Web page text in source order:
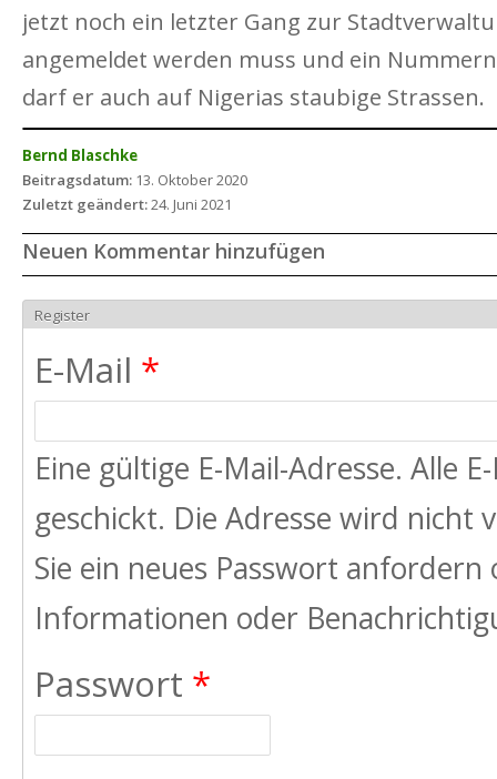
jetzt noch ein letzter Gang zur
angemeldet werden muss und ein
darf er auch auf Nigerias staubige Strassen.
Bernd Blaschke
Beitragsdatum: 13. Oktober 2020
Zuletzt geändert:24. Juni 2021
Neuen Kommentar hinzufügen
Register
E-Mail *
Eine gültige E-Mail-Adresse. Alle
geschickt. Die Adresse wird
Sie ein neues Passwort
Informationen oder
Passwort *